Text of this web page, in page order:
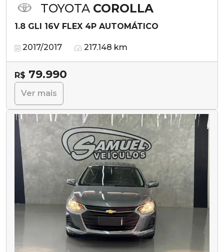
TOYOTA COROLLA
1.8 GLI 16V FLEX 4P AUTOMÁTICO
2017/2017 217.148 km
R$ 79.990
Ver mais